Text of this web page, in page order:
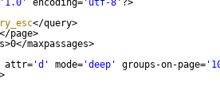
'1.0' encoding= 'utf-8' ?>
</query>
</page>
maxpassages>
attr= 'd' mode= 'deep' groups-on-page=